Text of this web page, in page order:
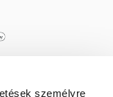
személyre